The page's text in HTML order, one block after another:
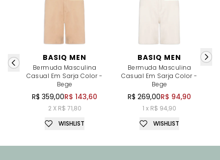
BASIQ MEN
Bermuda Masculina
Casual Em Sarja Color -
Bege
R$ 359,00R$ 143,60
2 X R$ 71,80
WISHLIST
BASIQ MEN
Bermuda Masculina
Casual Em Sarja Color -
Bege
R$ 269,00R$ 94,90
1 x R$ 94,90
WISHLIST